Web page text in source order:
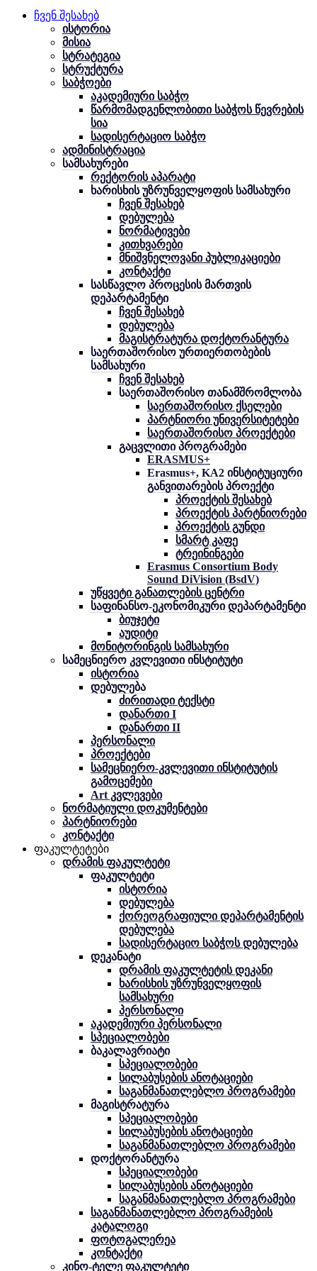
ჩვენ შესახებ
ისტორია
მისია
სტრატეგია
სტრუქტურა
საბჭოები
აკადემიური საბჭო
წარმომადგენლობითი საბჭოს წევრების
სია
სადისერტაციო საბჭო
ადმინისტრაცია
სამსახურები
რექტორის აპარატი
ხარისხის უზრუნველყოფის სამსახური
ჩვენ შესახებ
დებულება
ნორმატივები
კითხვარები
მნიშვნელოვანი პუბლიკაციები
კონტაქტი
სასწავლო პროცესის მართვის
დეპარტამენტი
ჩვენ შესახებ
დებულება
მაგისტრატურა დოქტორანტურა
საერთაშორისო ურთიერთობების
სამსახური
ჩვენ შესახებ
საერთაშორისო თანამშრომლობა
საერთაშორისო ქსელები
პარტნიორი უნივერსიტეტები
საერთაშორისო პროექტები
გაცვლითი პროგრამები
ERASMUS+
Erasmus+, KA2 ინსტიტუციური
განვითარების პროექტი
პროექტის შესახებ
პროექტის პარტნიორები
პროექტის გუნდი
სმარტ კაფე
ტრეინინგები
Erasmus Consortium Body
Sound DiVision (BsdV)
უწყვეტი განათლების ცენტრი
საფინანსო-ეკონომიკური დეპარტამენტი
ბიუჯეტი
აუდიტი
მონიტორინგის სამსახური
სამეცნიერო კვლევითი ინსტიტუტი
ისტორია
დებულება
ძირითადი ტექსტი
დანართი I
დანართი II
პერსონალი
პროექტები
სამეცნიერო-კვლევითი ინსტიტუტის
გამოცემები
Art კვლევები
ნორმატიული დოკუმენტები
პარტნიორები
კონტაქტი
ფაკულტეტები
დრამის ფაკულტეტი
ფაკულტეტი
ისტორია
დებულება
ქორეოგრაფიული დეპარტამენტის
დებულება
სადისერტაციო საბჭოს დებულება
დეკანატი
დრამის ფაკულტეტის დეკანი
ხარისხის უზრუნველყოფის
სამსახური
პერსონალი
აკადემიური პერსონალი
სპეციალობები
ბაკალავრიატი
სპეციალობები
სილაბუსების ანოტაციები
საგანმანათლებლო პროგრამები
მაგისტრატურა
სპეციალობები
სილაბუსების ანოტაციები
საგანმანათლებლო პროგრამები
დოქტორანტურა
სპეციალობები
სილაბუსების ანოტაციები
საგანმანათლებლო პროგრამები
საგანმანათლებლო პროგრამების
კატალოგი
ფოტოგალერეა
კონტაქტი
კინო-ტელე ფაკულტეტი